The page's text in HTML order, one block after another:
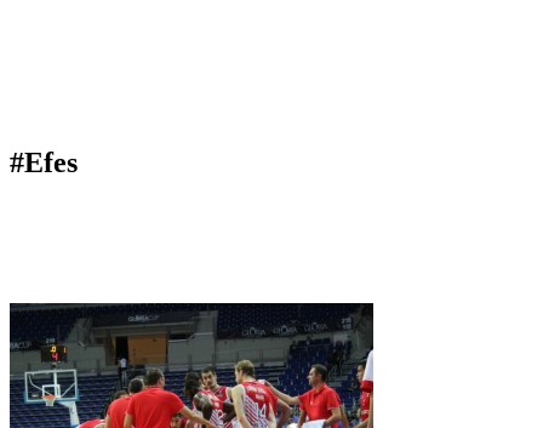
#Efes